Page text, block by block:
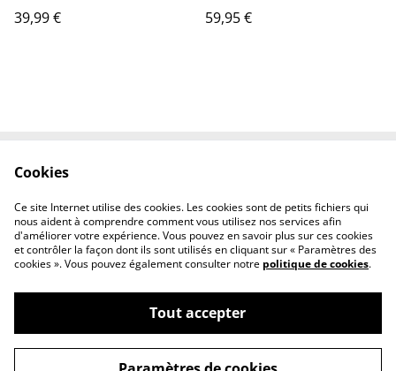
39,99 €
59,95 €
Privacy Policy
Cookie Policy
Conditions générales
©2026Le chaudron magique
Cookies
Ce site Internet utilise des cookies. Les cookies sont de petits fichiers qui
nous aident à comprendre comment vous utilisez nos services afin
d'améliorer votre expérience. Vous pouvez en savoir plus sur ces cookies
et contrôler la façon dont ils sont utilisés en cliquant sur « Paramètres des
cookies ». Vous pouvez également consulter notre politique de cookies.
Tout accepter